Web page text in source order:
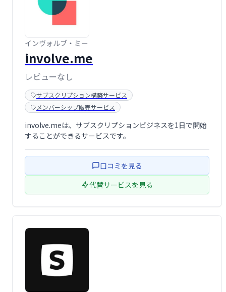
インヴォルブ・ミー
involve.me
レビューなし
サブスクリプション構築サービス
メンバーシップ販売サービス
involve.meは、サブスクリプションビジネスを1日で​​開始
することができるサービスです。
口コミを見る
代替サービスを見る